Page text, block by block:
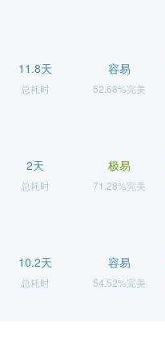
11.8天
总耗时
容易
52.68%完美
2天
总耗时
极易
71.28%完美
10.2天
总耗时
容易
54.52%完美